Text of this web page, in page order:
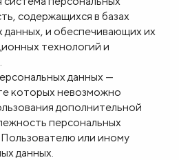
содержащихся в базах
данных, и обеспечивающих их
технологий и
данных —
которых невозможно
дополнительной
персональных
или иному
данных.